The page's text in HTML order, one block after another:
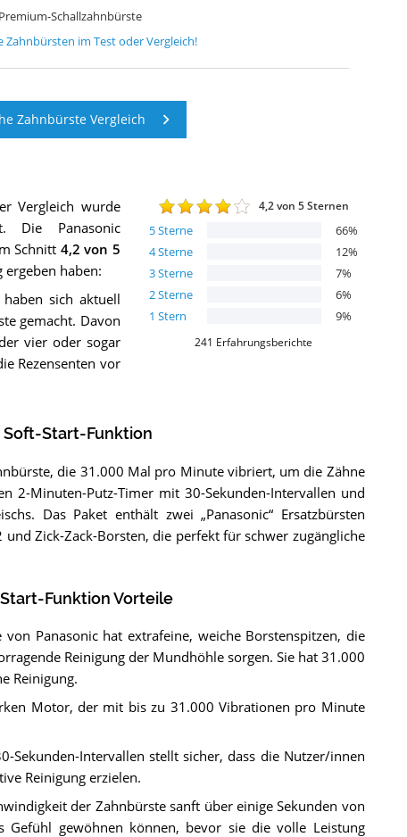
Schallzahnbürste
Zahnbürsten im Test oder Vergleich!
Zahnbürste Vergleich
4,2von 5 Sternen
5Sterne 66%
4Sterne 12%
3Sterne 7%
2Sterne 6%
1 Stern 9%
241 Erfahrungsberichte
Vergleich wurde
Die
Panasonic
Schnitt 4,2 von 5
haben:
sich aktuell
gemacht. Davon
vier oder sogar
Rezensenten vor
Soft-Start-Funktion
die 31.000 Mal pro Minute vibriert, um die Zähne
2-Minuten-Putz-Timer mit 30-Sekunden-Intervallen und
Das Paket enthält zwei „Panasonic“ Ersatzbürsten
Zick-Zack-Borsten, die perfekt für schwer zugängliche
Funktion Vorteile
von Panasonic hat extrafeine, weiche Borstenspitzen, die
Reinigung der Mundhöhle sorgen. Sie hat 31.000
Reinigung.
Motor, der mit bis zu 31.000 Vibrationen pro Minute
Sekunden-Intervallen stellt sicher, dass die Nutzer/innen
Reinigung erzielen.
der Zahnbürste sanft über einige Sekunden von
gewöhnen können, bevor sie die volle Leistung